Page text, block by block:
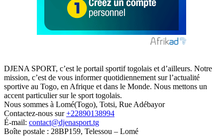
DJENA SPORT, c’est le portail sportif togolais et d’ailleurs. Notre
mission, c’est de vous informer quotidiennement sur l’actualité
sportive au Togo, en Afrique et dans le Monde. Nous mettons un
accent particulier sur le sport togolais.
Nous sommes à Lomé(Togo), Totsi, Rue Adébayor
Contactez-nous sur+22890138994
É-mail: contact@djenasport.tg
Boîte postale : 28BP159, Telessou – Lomé